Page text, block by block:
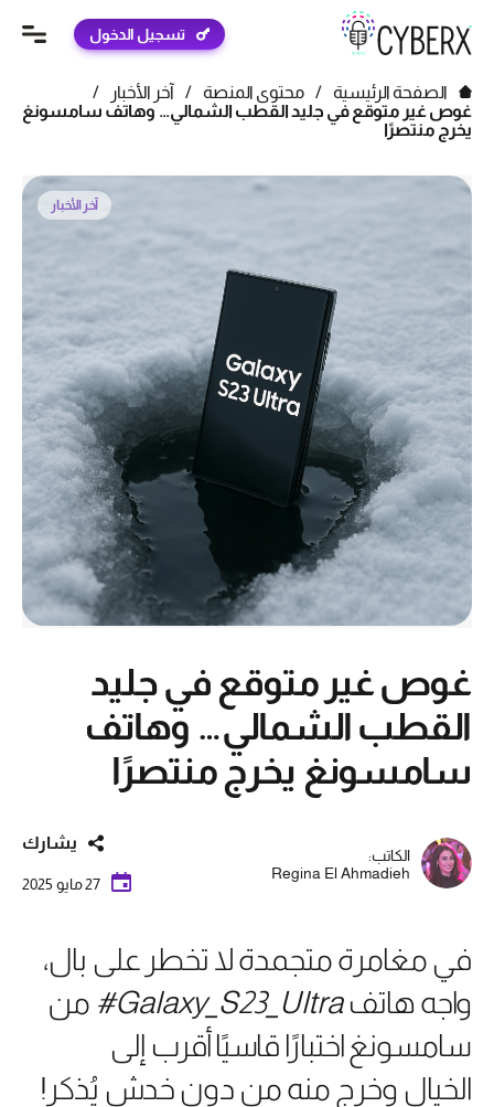
تسجيل الدخول
الصفحة الرئيسية / محتوى المنصة / آخر الأخبار
/
غوص غير متوقع في جليد القطب الشمالي… وهاتف سامسونغ
يخرج منتصرًا
آخر الأخبار
غوص غير متوقع في جليد
القطب الشمالي… وهاتف
سامسونغ يخرج منتصرًا
الكاتب:
Regina El Ahmadieh
يشارك
27 مايو 2025
في مغامرة متجمدة لا تخطر على بال،
واجه هاتفGalaxy_S23_Ultra#
من
سامسونغ اختبارًا قاسيًا أقرب إلى
الخيال وخرج منه من دون خدش يُذكر!